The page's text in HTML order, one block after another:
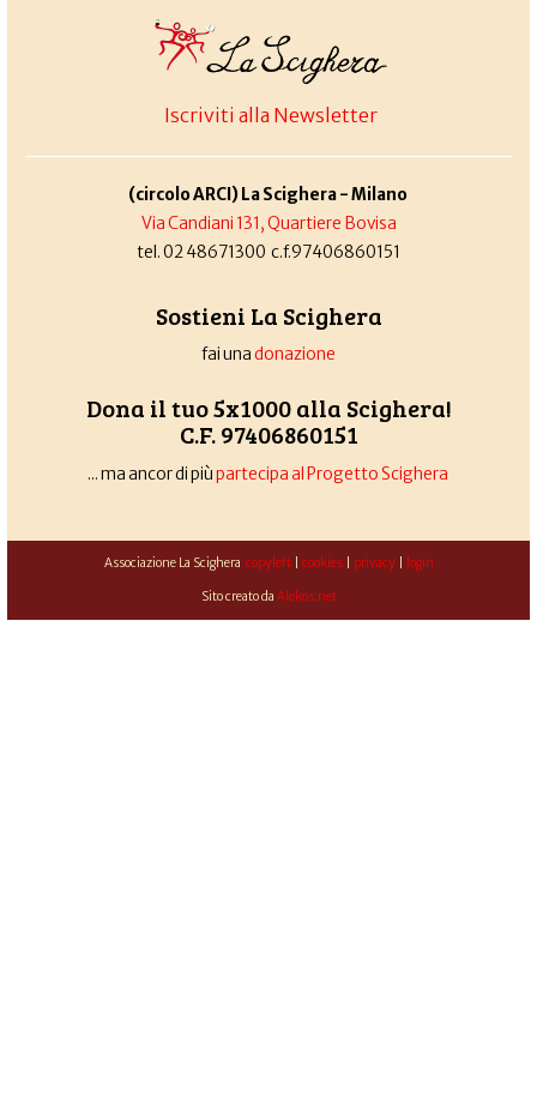
Iscriviti alla Newsletter
(circolo ARCI) La Scighera - Milano
Via Candiani 131, Quartiere Bovisa
tel. 02 48671300 c.f.97406860151
Sostieni La Scighera
fai unadonazione
Dona il tuo 5x1000 alla Scighera!
C.F. 97406860151
... ma ancor di piùpartecipa al Progetto Scighera
Associazione La Scighera copyleft| cookies| privacy| login
Sito creato da Alekos.net